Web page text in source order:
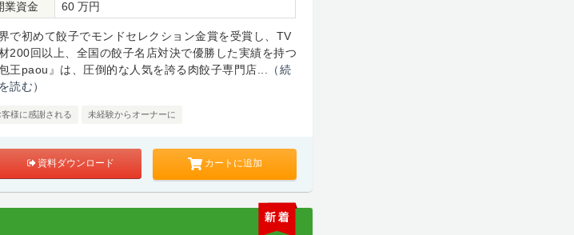
業資金
60 万円
で初めて餃子でモンドセレクション金賞を受賞し、TV
200回以上、全国の餃子名店対決で優勝した実績を持つ
包王paou』は、圧倒的な人気を誇る肉餃子専門店...
（続
読む）
客様に感謝される 未経験からオーナーに
資料ダウンロード カートに追加
新
着